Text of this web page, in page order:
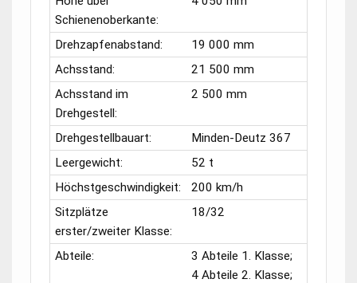
Schienenoberkante:
Drehzapfenabstand:
19 000 mm
Achsstand:
21 500 mm
Achsstand im
Drehgestell:
2 500 mm
Drehgestellbauart:
Minden-Deutz 367
Leergewicht:
52 t
Höchstgeschwindigkeit:
200 km/h
Sitzplätze
erster/zweiter Klasse:
18/32
Abteile:
3 Abteile 1. Klasse;
4 Abteile 2. Klasse;